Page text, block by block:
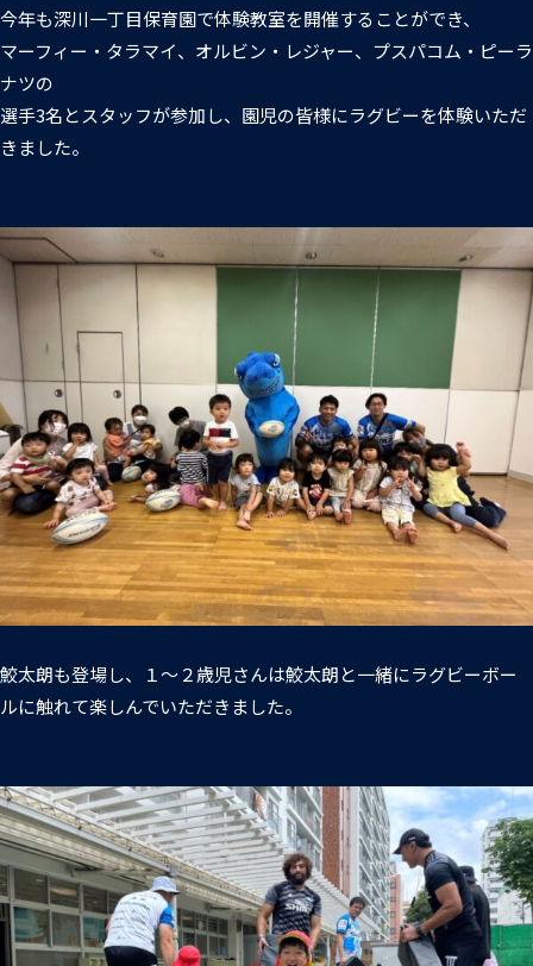
今年も深川一丁目保育園で体験教室を開催することができ、
マーフィー・タラマイ、オルビン・レジャー、プスパコム・ピーラ
ナツの
選手3名とスタッフが参加し、園児の皆様にラグビーを体験いただ
きました。
鮫太朗も登場し、１～２歳児さんは鮫太朗と一緒にラグビーボー
ルに触れて楽しんでいただきました。